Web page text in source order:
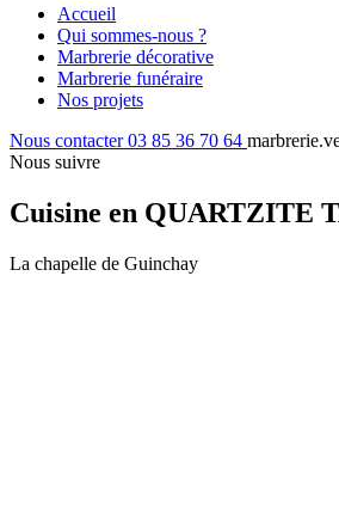
Accueil
Qui sommes-nous ?
Marbrerie décorative
Marbrerie funéraire
Nos projets
Nous contacter03 85 36 70 64
Nous suivre
Cuisine en QUARTZITE
La chapelle de Guinchay